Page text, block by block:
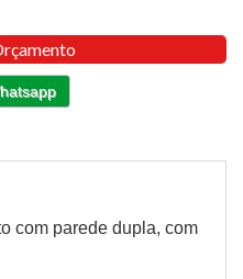
com parede dupla, com